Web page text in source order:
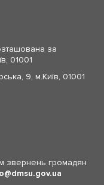
за
01001
9, м.Київ, 01001
звернень громадян
dmsu.gov.ua